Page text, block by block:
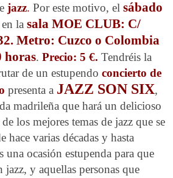
jazz. Por este motivo, el sábado
en la sala MOE CLUB: C/
Metro: Cuzco o Colombia
horas. Precio: 5 €. Tendréis la
de un estupendo concierto de
presenta a JAZZ SON SIX,
madrileña que hará un delicioso
los mejores temas de jazz que se
hace varias décadas y hasta
una ocasión estupenda para que
jazz, y aquellas personas que